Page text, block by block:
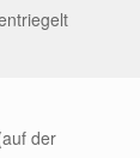
der